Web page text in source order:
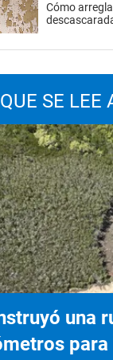
Cómo
SE LEE
una
para